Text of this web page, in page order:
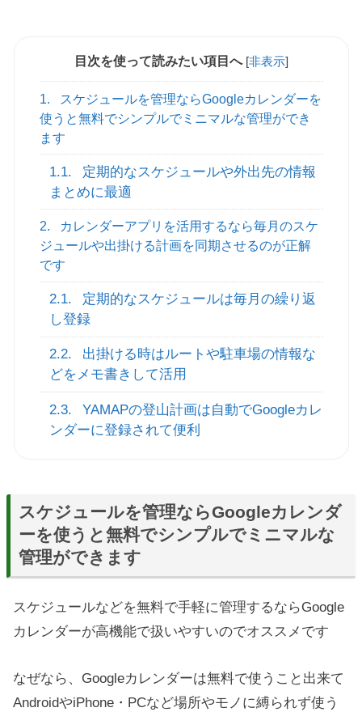
目次を使って読みたい項目へ [非表示]
1.
スケジュールを管理ならGoogleカレンダーを
使うと無料でシンプルでミニマルな管理ができ
ます
1.1.
定期的なスケジュールや外出先の情報
まとめに最適
2.
カレンダーアプリを活用するなら毎月のスケ
ジュールや出掛ける計画を同期させるのが正解
です
2.1.
定期的なスケジュールは毎月の繰り返
し登録
2.2.
出掛ける時はルートや駐車場の情報な
どをメモ書きして活用
2.3.
YAMAPの登山計画は自動でGoogleカレ
ンダーに登録されて便利
スケジュールを管理ならGoogleカレンダ
ーを使うと無料でシンプルでミニマルな
管理ができます
スケジュールなどを無料で手軽に管理するならGoogle
カレンダーが高機能で扱いやすいのでオススメです
なぜなら、Googleカレンダーは無料で使うこと出来て
AndroidやiPhone・PCなど場所やモノに縛られず使う